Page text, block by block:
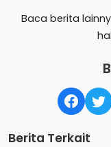
Baca berita
Berita Terkait